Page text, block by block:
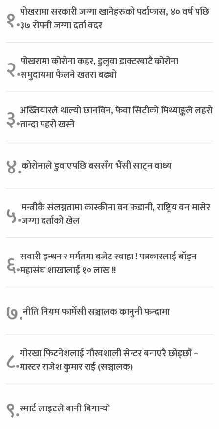
१.पोखरामा सरकारी जग्गा खानेहरुको पर्दाफास, ४० वर्ष पछि
३७ रोपनी जग्गा दर्ता वदर
२.पोखरामा कोरोना कहर, डुलुवा डाक्टरबाटै कोरोना
समुदायमा फैलने खतरा बढ्यो
३.अख्तियारले थाल्यो छानविन, फेवा सिटीको मिथ्याङ्कले लहरो
तान्दा पहरो खस्ने
४.कोरोनाले डुवाएपछि बससँग भैंसी साट्न वाध्य
५.मन्त्रीकै संलग्नतामा कास्कीमा वन फडानी, राष्ट्रिय वन मासेर
जग्गा दर्ताको खेल
६.सवारी इन्धन र मर्मतमा बजेट स्वाहा ! पत्रकारलाई बाँड्न
महासंघ शाखालाई १० लाख !!
७.नीति नियम फार्मेसी सञ्चालक कानुनी फन्दामा
८.गोरखा फिटनेशलाई गौरवशाली सेन्टर बनाएरै छोड्छौं –
मास्टर राजेश कुमार राई (सञ्चालक)
९.स्मार्ट लाइटले बानी बिगार्‍याे